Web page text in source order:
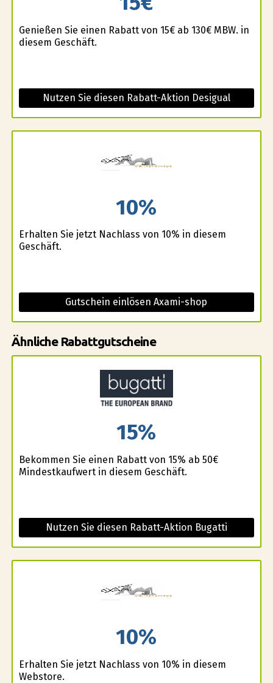
Genießen Sie einen Rabatt von 15€ ab 130€ MBW. in
diesem Geschäft.
Nutzen Sie diesen Rabatt-Aktion Desigual
10%
Erhalten Sie jetzt Nachlass von 10% in diesem
Geschäft.
Gutschein einlösen Axami-shop
Ähnliche Rabattgutscheine
15%
Bekommen Sie einen Rabatt von 15% ab 50€
Mindestkaufwert in diesem Geschäft.
Nutzen Sie diesen Rabatt-Aktion Bugatti
10%
Erhalten Sie jetzt Nachlass von 10% in diesem
Webstore.